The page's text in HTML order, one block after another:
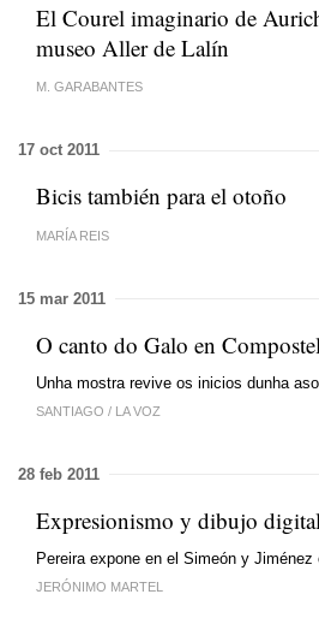
El Courel imaginario de
museo Aller de Lalín
M. GARABANTES
17 oct 2011
Bicis también para el otoño
MARÍA REIS
15 mar 2011
O canto do Galo en
Unha mostra revive os inicios dunha
SANTIAGO / LA VOZ
28 feb 2011
Expresionismo y dibujo digital
Pereira expone en el Simeón y
JERÓNIMO MARTEL